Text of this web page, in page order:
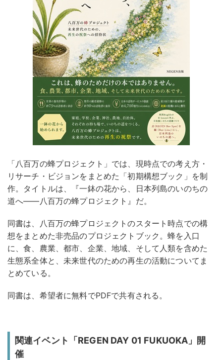
「八百万の蜂プロジェクト」では、現時点での考え方・
リサーチ・ビジョンをまとめた「初期構想ブック」を制
作。タイトルは、『一鉢の花から、日本列島のいのちの
道へ——八百万の蜂プロジェクト』だ。
同書は、八百万の蜂プロジェクトのスタート時点での構
想をまとめた非売品のプロジェクトブック。蜂を入口
に、食、農業、都市、企業、地域、そして人類を含めた
生態系全体と、未来世代のための再生の活動についてま
とめている。
同書は、希望者に無料でPDFで共有される。
関連イベント「REGEN DAY 01 FUKUOKA」開
催